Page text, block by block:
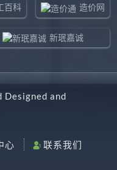
百科 造价网
新珉嘉诚
药智通
Designed and
心 联系我们